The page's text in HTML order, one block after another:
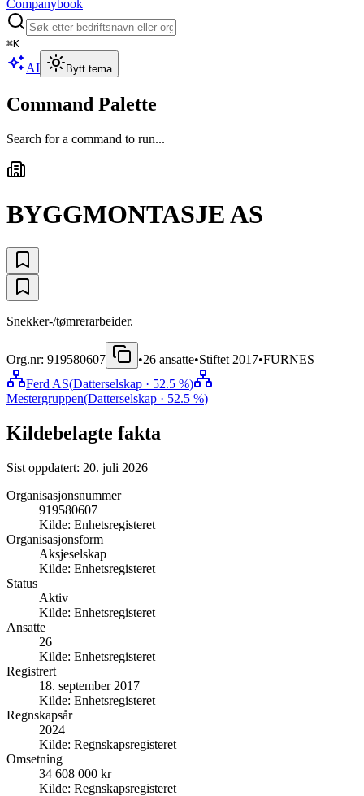
Companybook
⌘K
AI Bytt tema
Command Palette
Search for a command to run...
BYGGMONTASJE AS
Snekker-/tømrerarbeider.
Org.nr: 919580607 •26 ansatte•Stiftet 2017•FURNES
Ferd AS(Datterselskap · 52.5 %)
Mestergruppen(Datterselskap · 52.5 %)
Kildebelagte fakta
Sist oppdatert: 20. juli 2026
Organisasjonsnummer
919580607
Kilde: Enhetsregisteret
Organisasjonsform
Aksjeselskap
Kilde: Enhetsregisteret
Status
Aktiv
Kilde: Enhetsregisteret
Ansatte
26
Kilde: Enhetsregisteret
Registrert
18. september 2017
Kilde: Enhetsregisteret
Regnskapsår
2024
Kilde: Regnskapsregisteret
Omsetning
34 608 000 kr
Kilde: Regnskapsregisteret